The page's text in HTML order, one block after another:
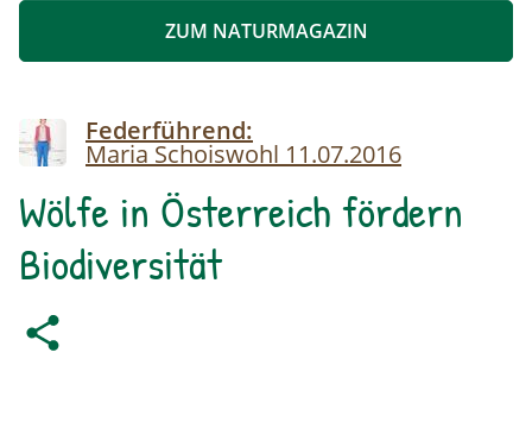
ZUM NATURMAGAZIN
ImageFederführend:
Maria Schoiswohl 11.07.2016
Wölfe in Österreich fördern
Biodiversität